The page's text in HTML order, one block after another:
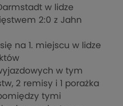
w lidze
2:0 z Jahn
na 1. miejscu w lidze
w tym
2 remisy i 1 porażka
tymi